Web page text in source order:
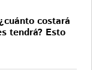
costará
tendrá? Esto